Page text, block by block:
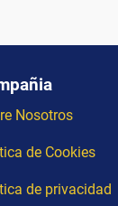
Nosotros
de Cookies
de privacidad